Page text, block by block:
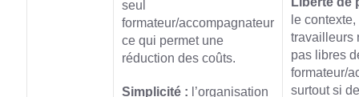
seul
formateur/accompagnateur
ce qui permet une
réduction des coûts.
Simplicité : l’organisation
le
travailleurs
pas libres
formateur/
surtout si